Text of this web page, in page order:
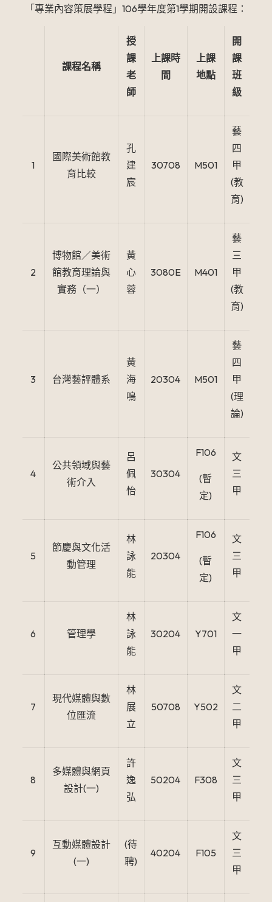
「專業內容策展學程」106學年度第1學期開設課程：
課程名稱
授
課
老
師
上課時
間
上課
地點
開
課
班
級
1
國際美術館教
育比較
孔
建
宸
30708 M501
藝
四
甲
(教
育)
2
博物館／美術
館教育理論與
實務（一）
黃
心
蓉
3080E M401
藝
三
甲
(教
育)
3 台灣藝評體系
黃
海
鳴
20304 M501
藝
四
甲
(理
論)
4
公共領域與藝
術介入
呂
佩
怡
30304
F106
(暫
定)
文
三
甲
5
節慶與文化活
動管理
林
詠
能
20304
F106
(暫
定)
文
三
甲
6 管理學
林
詠
能
30204 Y701
文
一
甲
7
現代媒體與數
位匯流
林
展
立
50708 Y502
文
二
甲
8
多媒體與網頁
設計(一)
許
逸
弘
50204 F308
文
三
甲
9
互動媒體設計
(一)
(待
聘)
40204 F105
文
三
甲